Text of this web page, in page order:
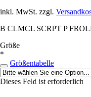
inkl. MwSt. zzgl.
B CLMCL SCRPT P
Größe
*
Größentabelle
Dieses Feld ist erforderlich